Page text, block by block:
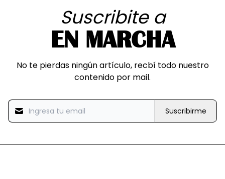
Suscribite a
EN MARCHA
No te pierdas ningún artículo, recbí todo nuestro
contenido por mail.
Suscribirme